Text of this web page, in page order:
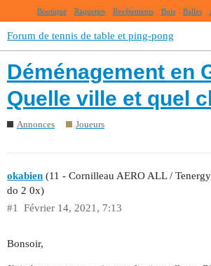
Boutique Raquettes Revêtements Bois Balles
Forum de tennis de table et ping-pong
Déménagement en
Quelle ville et quel
Annonces Joueurs
okabien (11 - Cornilleau AERO ALL /
do 2 0x)
Février 14, 2021, 7:13
#1
Bonsoir,